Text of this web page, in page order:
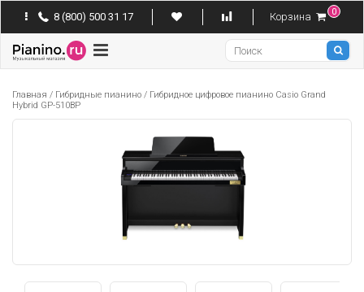
8 (800) 500 31 17 Корзина 0
Pianino
Главная / Гибридные пианино / Гибридное цифровое пианино Casio Grand
Hybrid GP-510BP